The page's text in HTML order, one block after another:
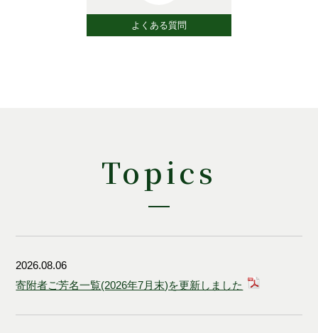
よくある質問
Topics
2026.08.06
寄附者ご芳名一覧(2026年7月末)を更新しました